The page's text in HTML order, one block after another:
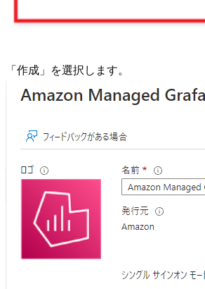
「作成」を選択します。